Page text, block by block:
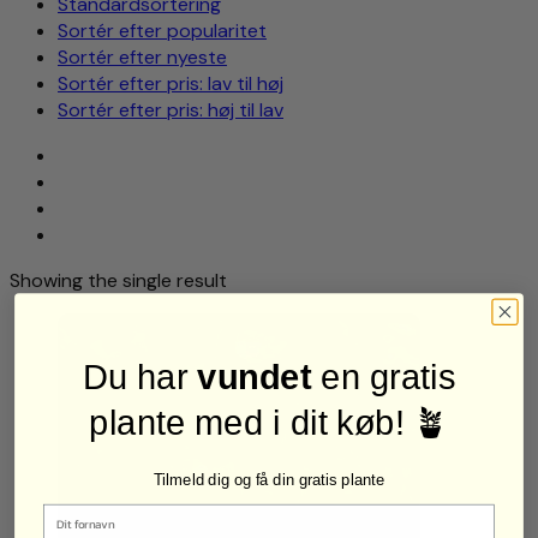
Sortér efter popularitet
Sortér efter nyeste
Sortér efter pris: lav til høj
Sortér efter pris: høj til lav
Showing the single result
Du harvundeten gratis
plante med i dit køb! 🪴
Tilmeld dig og få din gratis plante